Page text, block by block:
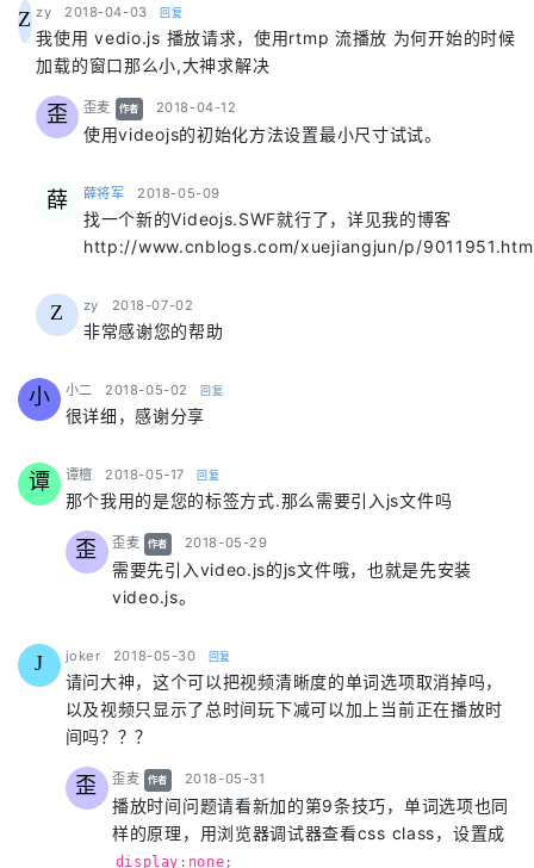
Z zy says:
2018-04-03 回复
我使用 vedio.js 播放请求，使用rtmp 流播放 为何开始的时候
加载的窗口那么小,大神求解决
歪 歪麦 says:
作者 2018-04-12
使用videojs的初始化方法设置最小尺寸试试。
薛 薛将军 says:
2018-05-09
找一个新的Videojs.SWF就行了，详见我的博客
http://www.cnblogs.com/xuejiangjun/p/
Z zy says:
2018-07-02
非常感谢您的帮助
小 小二 says:
2018-05-02 回复
很详细，感谢分享
谭 谭檀 says:
2018-05-17 回复
那个我用的是您的标签方式.那么需要引入js文件吗
歪 歪麦 says:
作者 2018-05-29
需要先引入video.js的js文件哦，也就是先安装
video.js。
J joker says:
2018-05-30 回复
请问大神，这个可以把视频清晰度的单词选项取消掉吗，
以及视频只显示了总时间玩下减可以加上当前正在播放时
间吗？？？
歪 歪麦 says:
作者 2018-05-31
播放时间问题请看新加的第9条技巧，单词选项也同
样的原理，用浏览器调试器查看css class，设置成
display:none;